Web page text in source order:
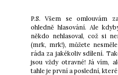
P.S. Všem se omlouvám
ohledně hlasování. Ale
někdo nehlasoval, což si
(mrk, mrk!), můžete
ráda za jakékoliv sdílení.
jsou vždy otravné! Já vím,
tahle je první a poslední,